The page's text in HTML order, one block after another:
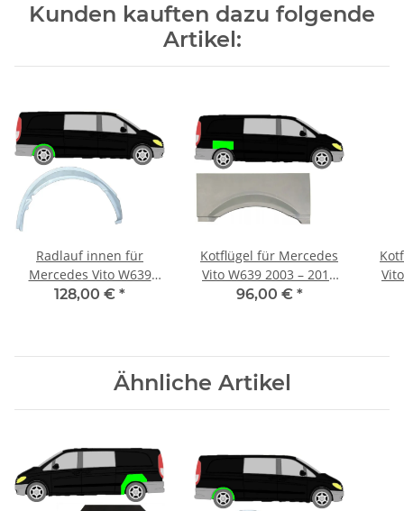
Kunden kauften dazu folgende
Artikel:
Radlauf innen für
Mercedes Vito W639
2003 – 2014 hinten
128,00 € *
Kotflügel für Mercedes
Vito W639 2003 – 2014
hinten rechts
96,00 € *
Ähnliche Artikel